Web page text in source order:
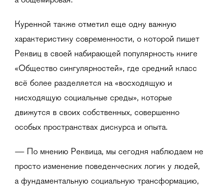
Куренной также отметил еще одну важную
характеристику современности, о которой пишет
Реквиц в своей набирающей популярность книге
«Общество сингулярностей», где средний класс
всё более разделяется на «восходящую и
нисходящую социальные среды», которые
движутся в своих собственных, совершенно
особых пространствах дискурса и опыта.
— По мнению Реквица, мы сегодня наблюдаем не
просто изменение поведенческих логик у людей,
а фундаментальную социальную трансформацию,